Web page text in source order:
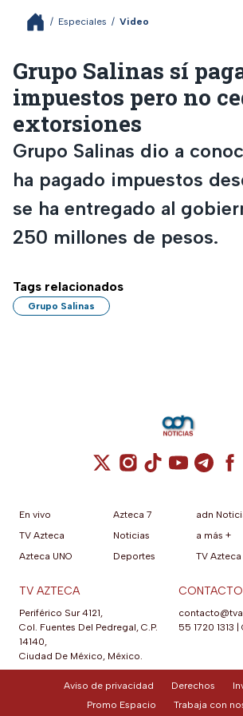
/ Especiales / Video
Grupo Salinas sí
impuestos pero no
extorsiones
Grupo Salinas dio a
ha pagado impuestos
se ha entregado al
250 millones de pesos.
Tags relacionados
Grupo Salinas
Cuenta de X / Twitter
Cuenta deCuenta de
Cuenta
En vivo
TV Azteca
Azteca UNO
Azteca 7
Noticias
Deportes
adn
a más +
TV
TV AZTECA
Periférico Sur 4121,
Col. Fuentes Del Pedregal, C.P.
14140,
Ciudad De México, México.
CONTACTO
55 1720 1313 |
Aviso de privacidad Derechos
Promo Espacio
Trabaja con